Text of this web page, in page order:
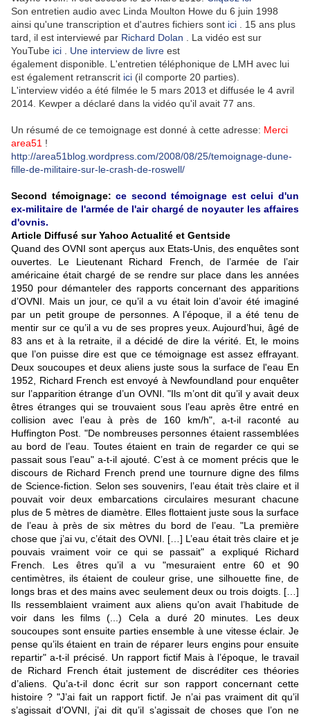
Son entretien audio avec Linda Moulton Howe du 6 juin 1998
ainsi qu'une transcription et d'autres fichiers sont ici
15 ans plus
tard, il est interviewé par Richard Dolan
La vidéo est sur
YouTube ici Une interview de livre est
également disponible. L'entretien téléphonique de LMH avec lui
est également retranscrit ici (il comporte 20 parties).
L'interview vidéo a été filmée le 5 mars 2013 et diffusée le 4 avril
2014. Kewper a déclaré dans la vidéo qu'il avait 77 ans.
Un résumé de ce temoignage est donné à cette adresse: Merci
area51 !
http://area51blog.wordpress.com/2008/08/25/temoignage-dune-
fille-de-militaire-sur-le-crash-de-roswell/
Second témoignage:ce second témoignage est celui d'un
ex-militaire de l'armée de l'air chargé de noyauter les affaires
d'ovnis.
Article Diffusé sur Yahoo Actualité et Gentside
Quand des OVNI sont aperçus aux Etats-Unis, des enquêtes sont
ouvertes. Le Lieutenant Richard French, de l’armée de l’air
américaine était chargé de se rendre sur place dans les années
1950 pour démanteler des rapports concernant des apparitions
d’OVNI. Mais un jour, ce qu’il a vu était loin d’avoir été imaginé
par un petit groupe de personnes. A l’époque, il a été tenu de
mentir sur ce qu’il a vu de ses propres yeux. Aujourd’hui, âgé de
83 ans et à la retraite, il a décidé de dire la vérité. Et, le moins
que l’on puisse dire est que ce témoignage est assez effrayant.
Deux soucoupes et deux aliens juste sous la surface de l'eau En
1952, Richard French est envoyé à Newfoundland pour enquêter
sur l’apparition étrange d’un OVNI. "Ils m’ont dit qu’il y avait deux
êtres étranges qui se trouvaient sous l’eau après être entré en
collision avec l’eau à près de 160 km/h", a-t-il raconté au
Huffington Post. "De nombreuses personnes étaient rassemblées
au bord de l’eau. Toutes étaient en train de regarder ce qui se
passait sous l’eau" a-t-il ajouté. C’est à ce moment précis que le
discours de Richard French prend une tournure digne des films
de Science-fiction. Selon ses souvenirs, l’eau était très claire et il
pouvait voir deux embarcations circulaires mesurant chacune
plus de 5 mètres de diamètre. Elles flottaient juste sous la surface
de l’eau à près de six mètres du bord de l’eau. "La première
chose que j’ai vu, c’était des OVNI. […] L’eau était très claire et je
pouvais vraiment voir ce qui se passait" a expliqué Richard
French. Les êtres qu’il a vu "mesuraient entre 60 et 90
centimètres, ils étaient de couleur grise, une silhouette fine, de
longs bras et des mains avec seulement deux ou trois doigts. […]
Ils ressemblaient vraiment aux aliens qu’on avait l’habitude de
voir dans les films (...) Cela a duré 20 minutes. Les deux
soucoupes sont ensuite parties ensemble à une vitesse éclair. Je
pense qu’ils étaient en train de réparer leurs engins pour ensuite
repartir" a-t-il précisé. Un rapport fictif Mais à l’époque, le travail
de Richard French était justement de discréditer ces théories
d’aliens. Qu’a-t-il donc écrit sur son rapport concernant cette
histoire ? "J’ai fait un rapport fictif. Je n’ai pas vraiment dit qu’il
s’agissait d’OVNI, j’ai dit qu’il s’agissait de choses que l’on ne